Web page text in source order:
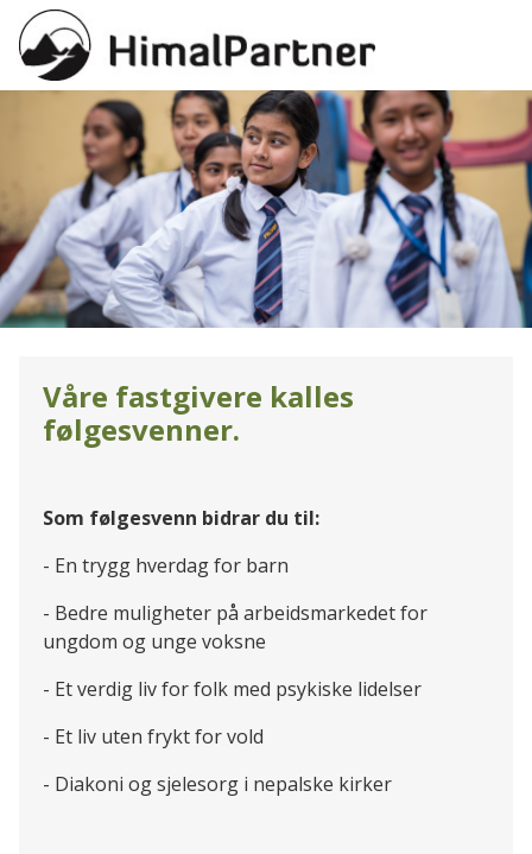
Våre fastgivere kalles
følgesvenner.
Som følgesvenn bidrar du til:
- En trygg hverdag for barn
- Bedre muligheter på arbeidsmarkedet for
ungdom og unge voksne
- Et verdig liv for folk med psykiske lidelser
- Et liv uten frykt for vold
- Diakoni og sjelesorg i nepalske kirker